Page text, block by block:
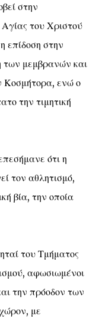
στην
του Χριστού
επίδοση στην
των μεμβρανών και
Κοσμήτορα, ενώ ο
την τιμητική
ότι η
τον αθλητισμό,
βία, την οποία
του Τμήματος
αφωσιωμένοι
την πρόοδον των
με